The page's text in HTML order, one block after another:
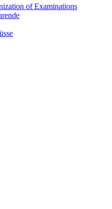
of Examinations